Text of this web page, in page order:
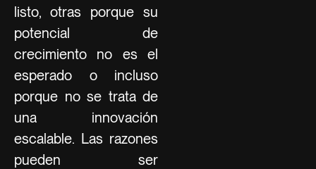
listo, otras porque su
potencial de
crecimiento no es el
esperado o incluso
porque no se trata de
una innovación
escalable. Las razones
pueden ser